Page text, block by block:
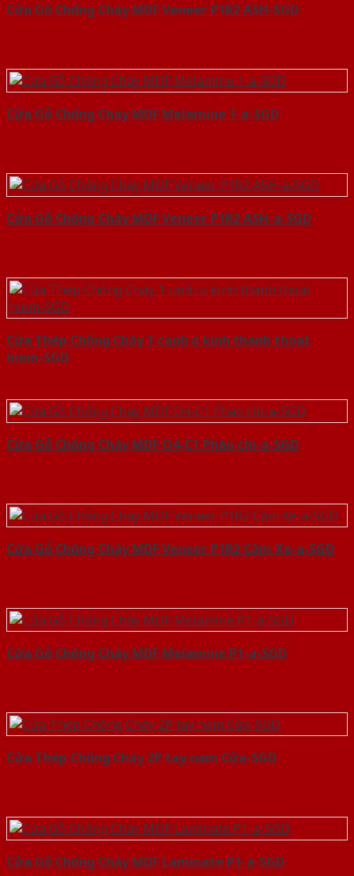
Cửa Gỗ Chống Cháy MDF Veneer P1R2 ASH-SGD
Cửa Gỗ Chống Cháy MDF Melamine 1-a-SGD
Cửa Gỗ Chống Cháy MDF Veneer P1R2 ASH-a-SGD
Cửa Thép Chống Cháy 1 canh o kinh thanh thoat
hiem-SGD
Cửa Gỗ Chống Cháy MDF O4-C1 Phào chi-a-SGD
Cửa Gỗ Chống Cháy MDF Veneer P1R2 Căm Xe-a-SGD
Cửa Gỗ Chống Cháy MDF Melamine P1-a-SGD
Cửa Thép Chống Cháy 2P tay nam Cửa-SGD
Cửa Gỗ Chống Cháy MDF Laminate P1-a-SGD